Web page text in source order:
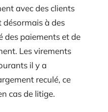
avec des clients
à des
des paiements et de
Les virements
il y a
reculé, ce
cas de litige.